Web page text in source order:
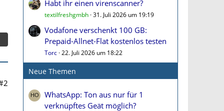
Habt ihr einen virenscanner?
textilfreshgmbh 31. Juli 2026 um 19:19
Vodafone verschenkt 100 GB:
Prepaid-Allnet-Flat kostenlos testen
Torc 22. Juli 2026 um 18:22
Neue Themen
WhatsApp: Ton aus nur für 1
verknüpftes Geät möglich?